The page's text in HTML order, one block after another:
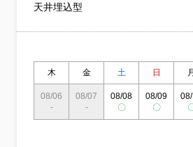
天井埋込型
木 金 土 日 月
08/06
-
08/07
-
08/08
〇
08/09
〇